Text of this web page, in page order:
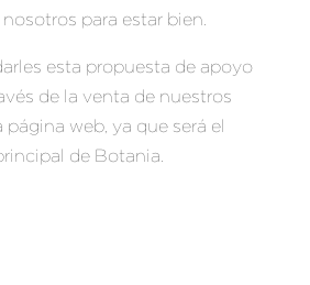
para estar bien.
esta propuesta de apoyo
de la venta de nuestros
web, ya que será el
de Botania.